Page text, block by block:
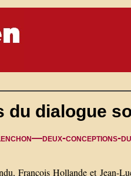
du dialogue
conceptions-
François Hollande et Jean-